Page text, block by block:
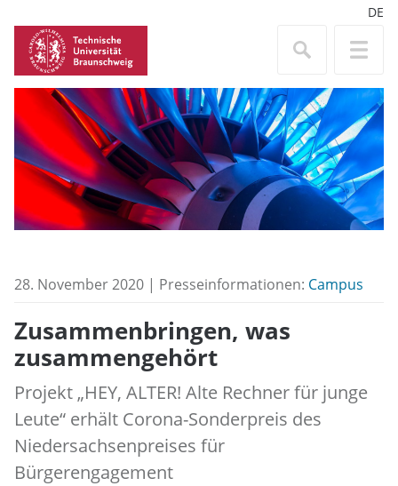
DE
28. November 2020 | Presseinformationen: Campus
Zusammenbringen, was
zusammengehört
Projekt „HEY, ALTER! Alte Rechner für junge
Leute“ erhält Corona-Sonderpreis des
Niedersachsenpreises für
Bürgerengagement